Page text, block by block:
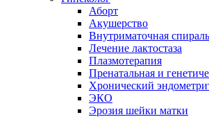
Аборт
Акушерство
Внутриматочная спираль
Лечение лактостаза
Плазмотерапия
Пренатальная и
Хронический
ЭКО
Эрозия шейки матки